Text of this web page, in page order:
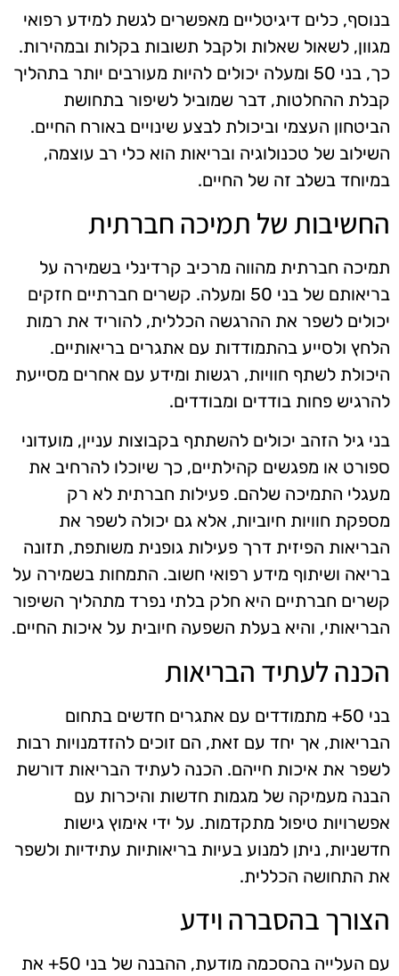
בנוסף, כלים דיגיטליים מאפשרים לגשת למידע רפואי
מגוון, לשאול שאלות ולקבל תשובות בקלות ובמהירות.
כך, בני 50 ומעלה יכולים להיות מעורבים יותר בתהליך
קבלת ההחלטות, דבר שמוביל לשיפור בתחושת
הביטחון העצמי וביכולת לבצע שינויים באורח החיים.
השילוב של טכנולוגיה ובריאות הוא כלי רב עוצמה,
במיוחד בשלב זה של החיים.
החשיבות של תמיכה חברתית
תמיכה חברתית מהווה מרכיב קרדינלי בשמירה על
בריאותם של בני 50 ומעלה. קשרים חברתיים חזקים
יכולים לשפר את ההרגשה הכללית, להוריד את רמות
הלחץ ולסייע בהתמודדות עם אתגרים בריאותיים.
היכולת לשתף חוויות, רגשות ומידע עם אחרים מסייעת
להרגיש פחות בודדים ומבודדים.
בני גיל הזהב יכולים להשתתף בקבוצות עניין, מועדוני
ספורט או מפגשים קהילתיים, כך שיוכלו להרחיב את
מעגלי התמיכה שלהם. פעילות חברתית לא רק
מספקת חוויות חיוביות, אלא גם יכולה לשפר את
הבריאות הפיזית דרך פעילות גופנית משותפת, תזונה
בריאה ושיתוף מידע רפואי חשוב. התמחות בשמירה על
קשרים חברתיים היא חלק בלתי נפרד מתהליך השיפור
הבריאותי, והיא בעלת השפעה חיובית על איכות החיים.
הכנה לעתיד הבריאות
בני 50+ מתמודדים עם אתגרים חדשים בתחום
הבריאות, אך יחד עם זאת, הם זוכים להזדמנויות רבות
לשפר את איכות חייהם. הכנה לעתיד הבריאות דורשת
הבנה מעמיקה של מגמות חדשות והיכרות עם
אפשרויות טיפול מתקדמות. על ידי אימוץ גישות
חדשניות, ניתן למנוע בעיות בריאותיות עתידיות ולשפר
את התחושה הכללית.
הצורך בהסברה וידע
עם העלייה בהסכמה מודעת, ההבנה של בני 50+ את